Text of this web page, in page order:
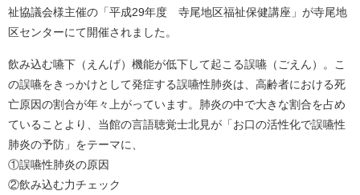
祉協議会様主催の「平成29年度 寺尾地区福祉保健講座」が寺尾地
区センターにて開催されました。
飲み込む嚥下（えんげ）機能が低下して起こる誤嚥（ごえん）。こ
の誤嚥をきっかけとして発症する誤嚥性肺炎は、高齢者における死
亡原因の割合が年々上がっています。肺炎の中で大きな割合を占め
ていることより、当館の言語聴覚士北見が「お口の活性化で誤嚥性
肺炎の予防」をテーマに、
①誤嚥性肺炎の原因
②飲み込む力チェック